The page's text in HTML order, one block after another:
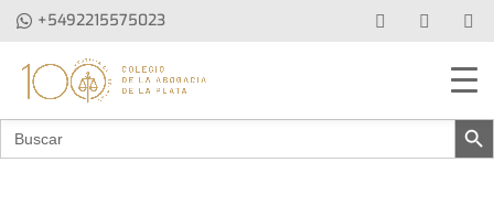
+5492215575023
Buscar: Botón de